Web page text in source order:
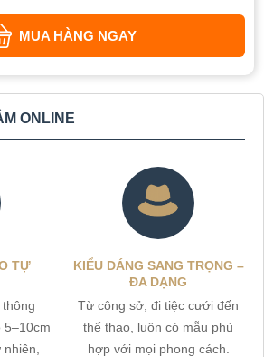
MUA HÀNG NGAY
ONLINE
TỰ
5–10cm
KIỂU DÁNG SANG TRỌNG –
ĐA DẠNG
Từ công sở, đi tiệc cưới đến
thể thao, luôn có mẫu phù
hợp với mọi phong cách.